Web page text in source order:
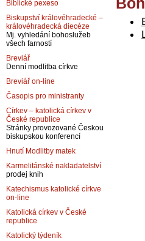
Biblické pexeso
Biskupství královéhradecké –
královéhradecká diecéze
Mj. vyhledání bohoslužeb
všech farností
Breviář
Denní modlitba církve
Breviář on-line
Časopis pro ministranty
Církev – katolická církev v
České republice
Stránky provozované Českou
biskupskou konferencí
Hnutí Modlitby matek
Karmelitánské nakladatelství
prodej knih
Katechismus katolické církve
on-line
Katolická církev v České
republice
Katolický týdeník